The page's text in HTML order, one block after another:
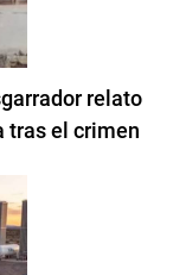
relato
tras el crimen